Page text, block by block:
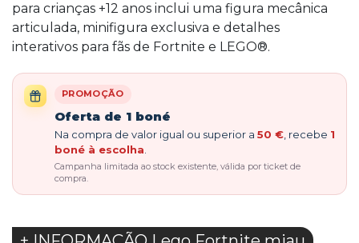
para crianças +12 anos inclui uma figura mecânica
articulada, minifigura exclusiva e detalhes
interativos para fãs de Fortnite e LEGO®.
PROMOÇÃO
Oferta de 1 boné
Na compra de valor igual ou superior a 50 € , recebe 1
boné à escolha
Campanha limitada ao stock existente, válida por ticket de
compra.